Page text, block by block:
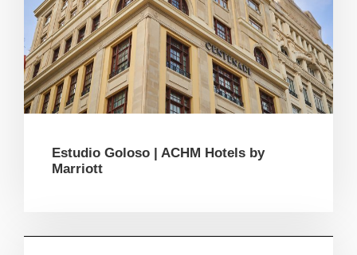
Estudio Goloso | ACHM Hotels by
Marriott